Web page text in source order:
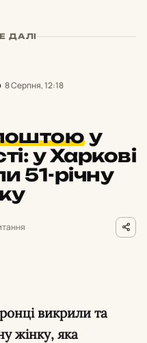
ДАЛІ
8 Серпня, 12:18
у
у Харкові
51-річну
викрили та
жінку, яка